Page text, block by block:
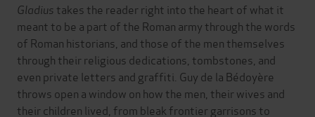
Gladius takes the reader right into the heart of what it
meant to be a part of the Roman army through the words
of Roman historians, and those of the men themselves
through their religious dedications, tombstones, and
even private letters and graffiti. Guy de la Bédoyère
throws open a window on how the men, their wives and
their children lived, from bleak frontier garrisons to